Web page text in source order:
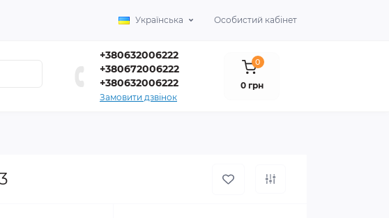
Українська Особистий кабінет
+380632006222
+380672006222
+380632006222
Замовити дзвінок
0
0 грн